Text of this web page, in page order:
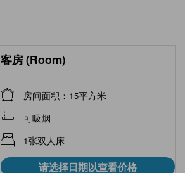
客房 (Room)
房间面积：15平方米
可吸烟
1张双人床
请选择日期以查看价格